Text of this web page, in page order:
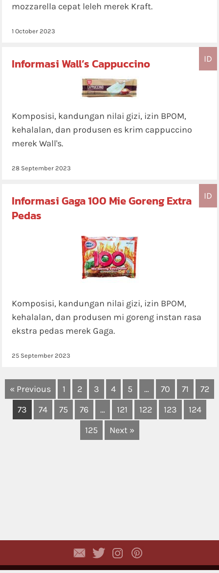
mozzarella cepat leleh merek Kraft.
1 October 2023
ID
Informasi Wall’s Cappuccino
Komposisi, kandungan nilai gizi, izin BPOM,
kehalalan, dan produsen es krim cappuccino
merek Wall's.
28 September 2023
ID
Informasi Gaga 100 Mie Goreng Extra
Pedas
Komposisi, kandungan nilai gizi, izin BPOM,
kehalalan, dan produsen mi goreng instan rasa
ekstra pedas merek Gaga.
25 September 2023
« Previous 1 2 3 4 5 … 70 71
72
73
74 75 76 … 121 122 123
124
125
Next »